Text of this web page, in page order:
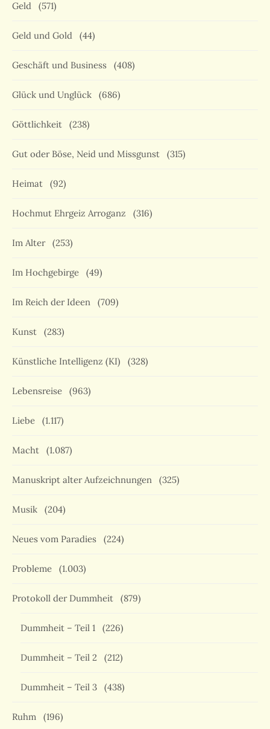
Geld (571)
Geld und Gold (44)
Geschäft und Business (408)
Glück und Unglück (686)
Göttlichkeit (238)
Gut oder Böse, Neid und Missgunst (315)
Heimat (92)
Hochmut Ehrgeiz Arroganz (316)
Im Alter (253)
Im Hochgebirge (49)
Im Reich der Ideen (709)
Kunst (283)
Künstliche Intelligenz (KI) (328)
Lebensreise (963)
Liebe (1.117)
Macht (1.087)
Manuskript alter Aufzeichnungen (325)
Musik (204)
Neues vom Paradies (224)
Probleme (1.003)
Protokoll der Dummheit (879)
Dummheit – Teil 1 (226)
Dummheit – Teil 2 (212)
Dummheit – Teil 3 (438)
Ruhm (196)